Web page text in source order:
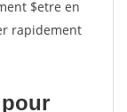
$etre en
rapidement